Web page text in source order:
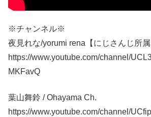
※チャンネル※
夜見れな/yorumi rena【にじさんじ所属
https://www.youtube.com/channel/
MKFavQ
葉山舞鈴 / Ohayama Ch.
https://www.youtube.com/channel/